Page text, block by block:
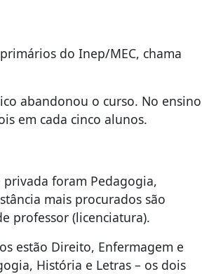
do Inep/MEC, chama
abandonou o curso. No ensino
em cada cinco alunos.
privada foram Pedagogia,
mais procurados são
professor (licenciatura).
estão Direito, Enfermagem e
História e Letras – os dois